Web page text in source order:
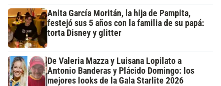
Anita García Moritán, la hija de Pampita,
festejó sus 5 años con la familia de su papá:
torta Disney y glitter
De Valeria Mazza y Luisana Lopilato a
Antonio Banderas y Plácido Domingo: los
mejores looks de la Gala Starlite 2026